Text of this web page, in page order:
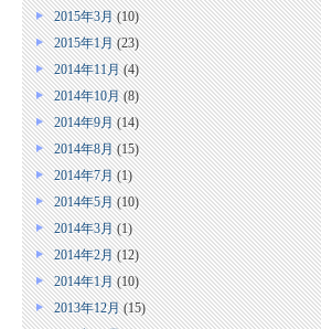
2015年3月(10)
2015年1月(23)
2014年11月(4)
2014年10月(8)
2014年9月(14)
2014年8月(15)
2014年7月(1)
2014年5月(10)
2014年3月(1)
2014年2月(12)
2014年1月(10)
2013年12月(15)